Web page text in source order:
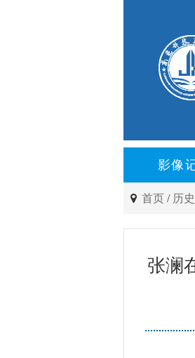
影像
首页 / 历
张澜